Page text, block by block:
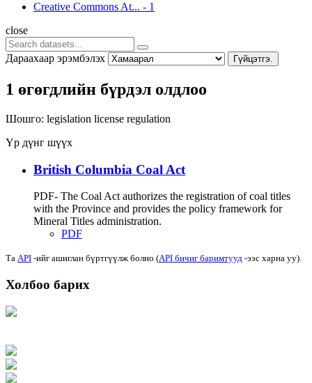
Creative Commons At... - 1
close
Дараахаар эрэмбэлэх Гүйцэтгэ.
1 өгөгдлийн бүрдэл олдлоо
Шошго: legislation license regulation
Үр дүнг шүүх
British Columbia Coal Act
PDF- The Coal Act authorizes the registration of coal titles
with the Province and provides the policy framework for
Mineral Titles administration.
PDF
Та API -ийг ашиглан бүртгүүлж болно (API бичиг баримтууд -ээс харна уу).
Холбоо барих